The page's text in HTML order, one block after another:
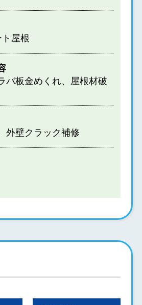
屋根
板金めくれ、屋根材破
外壁クラック補修